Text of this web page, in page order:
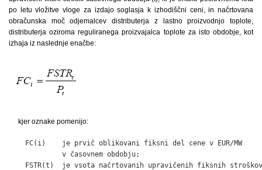
po letu vložitve vloge za izdajo soglasja k izhodiščni ceni, in načrtovana
obračunska moč odjemalcev distributerja z lastno proizvodnjo toplote,
distributerja oziroma reguliranega proizvajalca toplote za isto obdobje, kot
izhaja iz naslednje enačbe:
kjer oznake pomenijo:
FC(i)    je prvič oblikovani fiksni del cene v EUR/MW
             v časovnem obdobju;
    FSTR(t)  je vsota načrtovanih upravičenih fiksnih stroškov